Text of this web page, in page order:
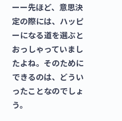
ーー先ほど、意思決
定の際には、ハッピ
ーになる道を選ぶと
おっしゃっていまし
たよね。そのために
できるのは、どうい
ったことなのでしょ
う。